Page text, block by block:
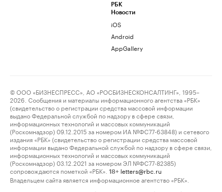
РБК
Новости
iOS
Android
AppGallery
© ООО «БИЗНЕСПРЕСС», АО «РОСБИЗНЕСКОНСАЛТИНГ», 1995–
2026. Сообщения и материалы информационного агентства «РБК»
(свидетельство о регистрации средства массовой информации
выдано Федеральной службой по надзору в сфере связи,
информационных технологий и массовых коммуникаций
(Роскомнадзор) 09.12.2015 за номером ИА №ФС77-63848) и сетевого
издания «РБК» (свидетельство о регистрации средства массовой
информации выдано Федеральной службой по надзору в сфере связи,
информационных технологий и массовых коммуникаций
(Роскомнадзор) 03.12.2021 за номером ЭЛ №ФС77-82385)
сопровождаются пометкой «РБК».
18+ letters@rbc.ru
Владельцем сайта является информационное агентство «РБК».